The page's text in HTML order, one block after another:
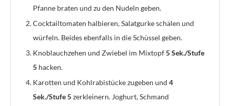
Pfanne braten und zu den Nudeln geben.
Cocktailtomaten halbieren, Salatgurke schälen und
würfeln. Beides ebenfalls in die Schüssel geben.
Knoblauchzehen und Zwiebel im Mixtopf5 Sek./Stufe
5 hacken.
Karotten und Kohlrabistücke zugeben und 4
Sek./Stufe 5zerkleinern. Joghurt, Schmand